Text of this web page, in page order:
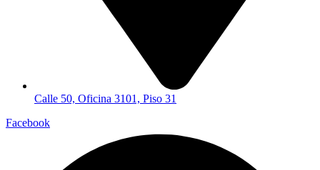
Calle 50, Oficina 3101, Piso 31
Facebook